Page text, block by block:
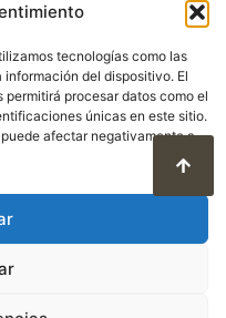
tecnologías como las
del dispositivo. El
procesar datos como el
únicas en este sitio.
afectar negativamente a
des données